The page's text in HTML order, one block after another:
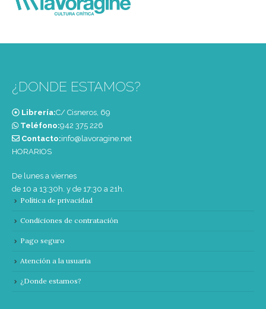
¿DONDE ESTAMOS?
Librería:C/ Cisneros, 69
Teléfono:‭942 375 226‬
Contacto:info@lavoragine.net
HORARIOS
De lunes a viernes
de 10 a 13:30h. y de 17:30 a 21h.
Política de privacidad
Condiciones de contratación
Pago seguro
Atención a la usuaria
¿Donde estamos?